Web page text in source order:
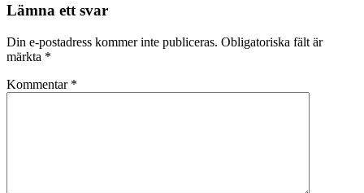
Lämna ett svar
Din e-postadress kommer inte publiceras. Obligatoriska fält är
märkta *
Kommentar *